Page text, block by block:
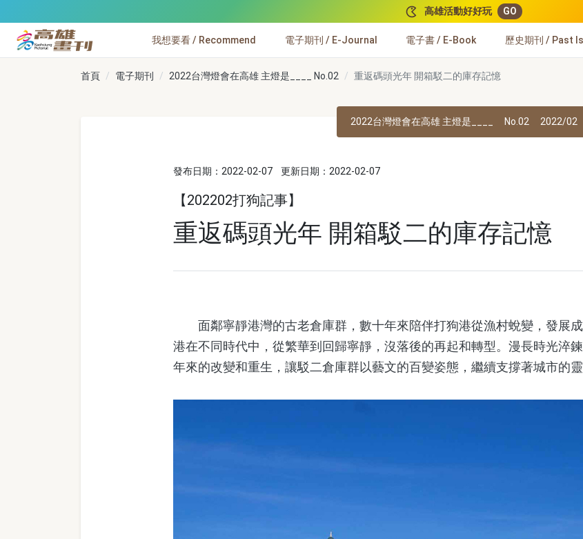
高雄活動好好玩 GO
高雄畫刊
我想要看 / Recommend 電子期刊 / E-Journal 電子書 / E-Book 歷史期刊 / Past
首頁 電子期刊 2022台灣燈會在高雄 主燈是____ No.02 重返碼頭光年 開箱駁二的庫存記憶
2022台灣燈會在高雄 主燈是____ No.02 2022/02
發布日期：2022-02-07 更新日期：2022-02-07
【202202打狗記事】
重返碼頭光年 開箱駁二的庫存記憶
面鄰寧靜港灣的古老倉庫群，數十年來陪伴打狗港從漁村蛻變，發展
港在不同時代中，從繁華到回歸寧靜，沒落後的再起和轉型。漫長時光淬
年來的改變和重生，讓駁二倉庫群以藝文的百變姿態，繼續支撐著城市的靈